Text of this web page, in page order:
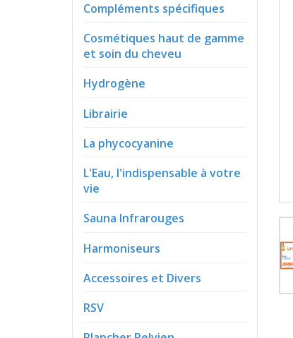
Compléments spécifiques
Cosmétiques haut de gamme
et soin du cheveu
Hydrogène
Librairie
La phycocyanine
L'Eau, l'indispensable à votre
vie
Sauna Infrarouges
Harmoniseurs
Accessoires et Divers
RSV